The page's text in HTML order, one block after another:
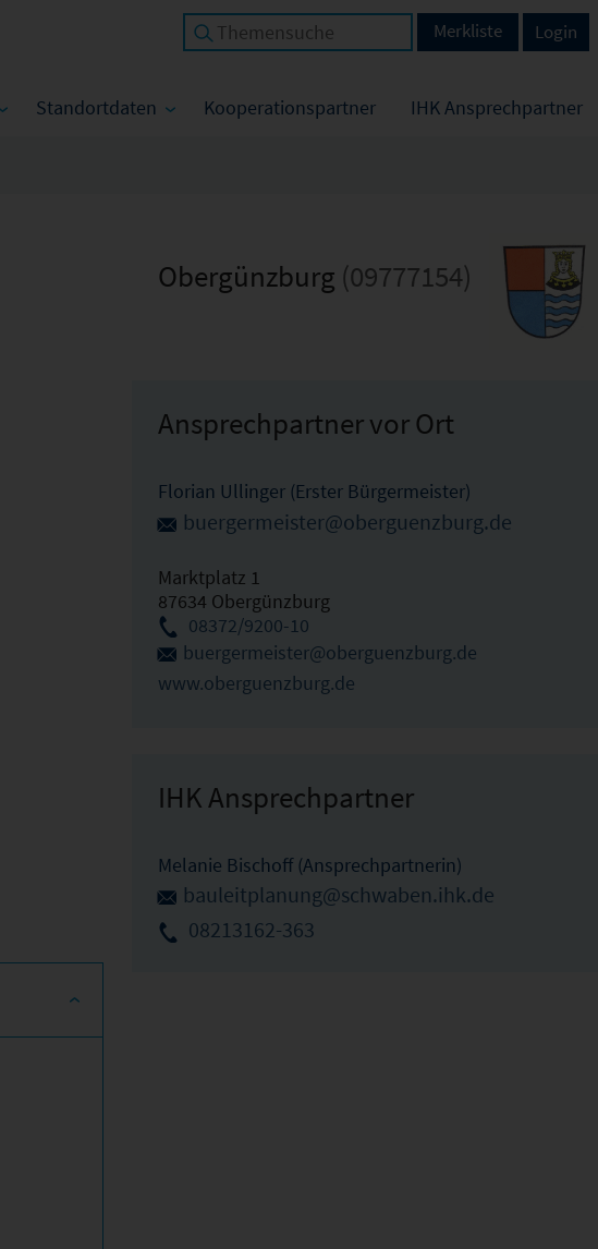
Standortdaten Kooperationspartner IHK Ansprechpartner
Login
Merkliste
Obergünzburg (09777154)
Ansprechpartner vor Ort
Florian Ullinger (Erster Bürgermeister)
buergermeister@oberguenzburg.de
Marktplatz 1
87634 Obergünzburg
08372/9200-10
buergermeister@oberguenzburg.de
www.oberguenzburg.de
IHK Ansprechpartner
Melanie Bischoff (Ansprechpartnerin)
bauleitplanung@schwaben.ihk.de
08213162-363